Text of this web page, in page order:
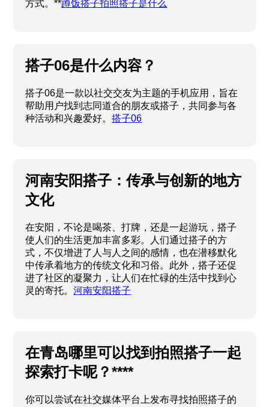
方式。**蹲饭搭子拍照搭子是什么
搭子06是什么内容？
搭子06是一款以社交交友为主题的手机应用，旨在
帮助用户找到志同道合的朋友或搭子，共同参与各
种活动和兴趣爱好。搭子06
河南安阳搭子：传承与创新的地方
文化
在安阳，不论是喝茶、打牌，还是一起游玩，搭子
使人们的生活更加丰富多彩。人们通过搭子的方
式，不仅增进了人与人之间的感情，也在潜移默化
中传承着地方的传统文化和习俗。此外，搭子还促
进了社区的凝聚力，让人们在忙碌的生活中找到心
灵的寄托。河南安阳搭子
在青岛哪里可以找到拍照搭子一起
探索打卡呢？****
你可以尝试在社交媒体平台上发布寻找拍照搭子的